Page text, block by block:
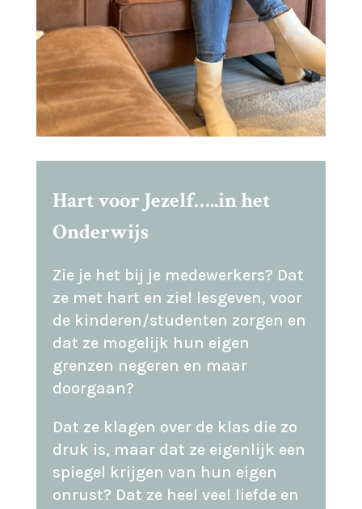
Hart voor Jezelf…..in het
Onderwijs
Zie je het bij je medewerkers? Dat
ze met hart en ziel lesgeven, voor
de kinderen/studenten zorgen en
dat ze mogelijk hun eigen
grenzen negeren en maar
doorgaan?
Dat ze klagen over de klas die zo
druk is, maar dat ze eigenlijk een
spiegel krijgen van hun eigen
onrust? Dat ze heel veel liefde en